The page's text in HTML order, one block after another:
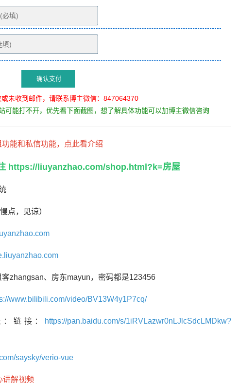
确认支付
未收到邮件，请联系博主微信：847064370
可能打不开，优先看下面截图，想了解具体功能可以加博主微信咨询
能和私信功能，点此看介绍
https://liuyanzhao.com/shop.html?k=房屋
点，见谅）
zhangsan、房东mayun，密码都是123456
www.bilibili.com/video/BV13W4y1P7cq/
链接：
https://pan.baidu.com/s/1iRVLazwr0nLJlcSdcLMDkw?
saysky/verio-vue
讲解视频